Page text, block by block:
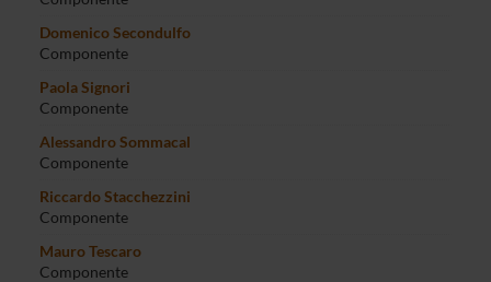
Domenico Secondulfo
Componente
Paola Signori
Componente
Alessandro Sommacal
Componente
Riccardo Stacchezzini
Componente
Mauro Tescaro
Componente